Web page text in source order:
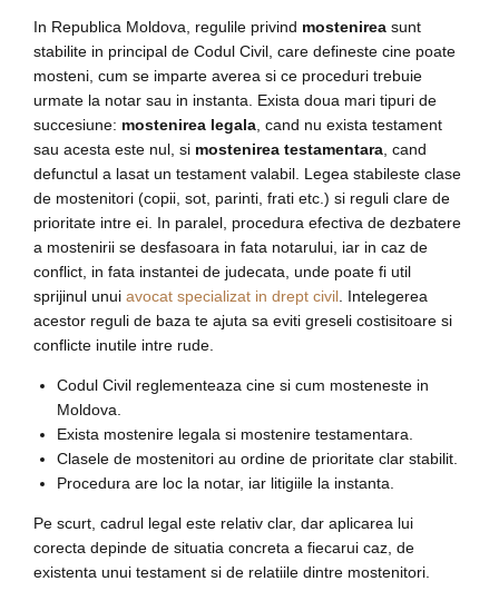
In Republica Moldova, regulile privind mostenirea sunt
stabilite in principal de Codul Civil, care defineste cine poate
mosteni, cum se imparte averea si ce proceduri trebuie
urmate la notar sau in instanta. Exista doua mari tipuri de
succesiune: mostenirea legala , cand nu exista testament
sau acesta este nul, si mostenirea testamentara , cand
defunctul a lasat un testament valabil. Legea stabileste clase
de mostenitori (copii, sot, parinti, frati etc.) si reguli clare de
prioritate intre ei. In paralel, procedura efectiva de dezbatere
a mostenirii se desfasoara in fata notarului, iar in caz de
conflict, in fata instantei de judecata, unde poate fi util
sprijinul unui avocat specializat in drept civil . Intelegerea
acestor reguli de baza te ajuta sa eviti greseli costisitoare si
conflicte inutile intre rude.
Codul Civil reglementeaza cine si cum mosteneste in
Moldova.
Exista mostenire legala si mostenire testamentara.
Clasele de mostenitori au ordine de prioritate clar stabilit.
Procedura are loc la notar, iar litigiile la instanta.
Pe scurt, cadrul legal este relativ clar, dar aplicarea lui
corecta depinde de situatia concreta a fiecarui caz, de
existenta unui testament si de relatiile dintre mostenitori.